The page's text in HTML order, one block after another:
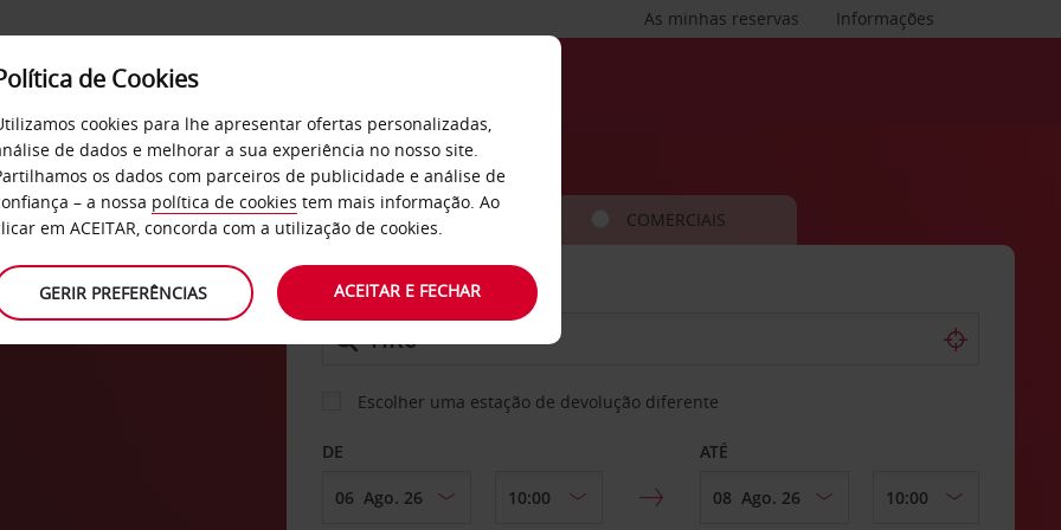
Informações
As minhas reservas
SERVIÇOS EMPRESAS
CARRO COMERCIAIS
LEVANTAR EM
Escolher uma estação de devolução diferente
DE ATÉ
de Cookies
cookies para lhe apresentar ofertas personalizadas,
de dados e melhorar a sua experiência no nosso site.
os dados com parceiros de publicidade e análise de
– a nossa política de cookies tem mais informação. Ao
em ACEITAR, concorda com a utilização de cookies.
GERIR PREFERÊNCIAS ACEITAR E FECHAR